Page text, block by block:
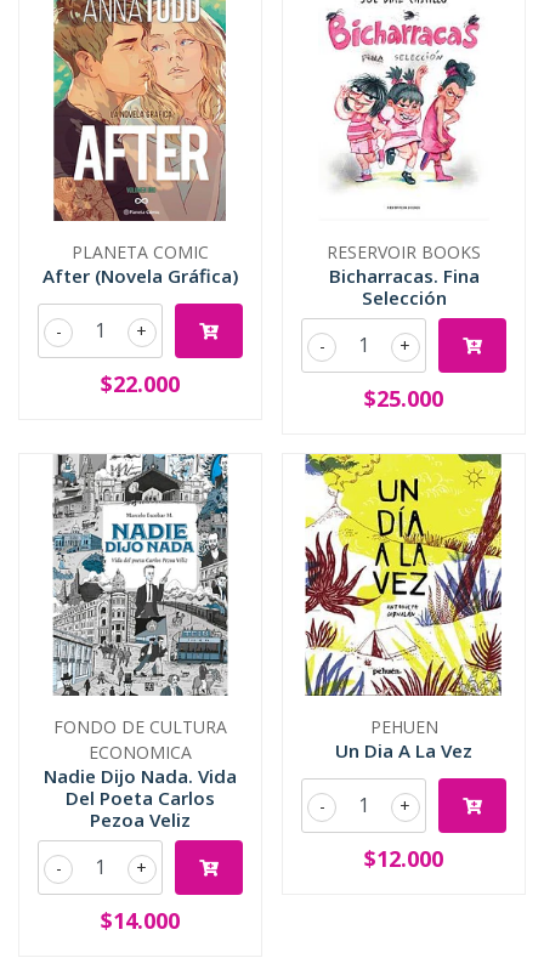
PLANETA COMIC
After (Novela Gráfica)
+
-
$22.000
RESERVOIR BOOKS
Bicharracas. Fina
Selección
+
-
$25.000
FONDO DE CULTURA
ECONOMICA
Nadie Dijo Nada. Vida
Del Poeta Carlos
Pezoa Veliz
+
-
$14.000
PEHUEN
Un Dia A La Vez
+
-
$12.000